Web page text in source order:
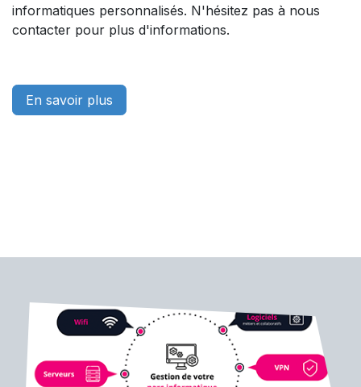
informatiques personnalisés. N'hésitez pas à nous
contacter pour plus d'informations.
En savoir plus